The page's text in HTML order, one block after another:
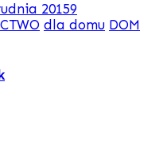
20159
dla domu DOM